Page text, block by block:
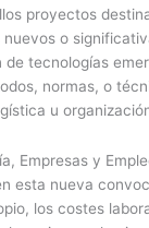
proyectos
o
tecnologías
normas, o
u
Empresas y
esta nueva
los costes